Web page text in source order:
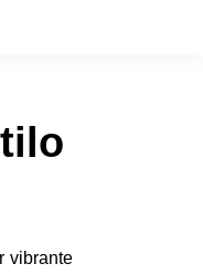
vibrante